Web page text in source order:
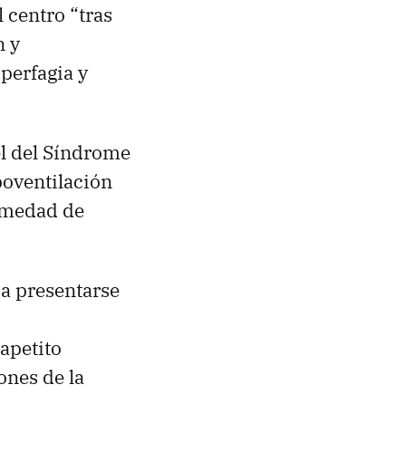
centro “tras
y
y
del Síndrome
de
presentarse
de la